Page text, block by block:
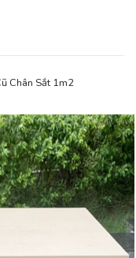
Chân Sắt 1m2